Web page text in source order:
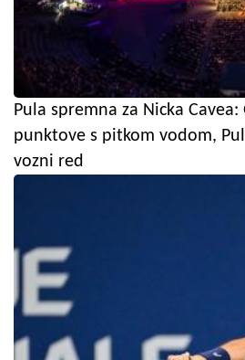
Pula spremna za Nicka
punktove s pitkom vodom,
vozni red